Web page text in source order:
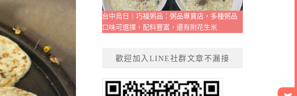
台中烏日｜巧福粥品：粥品專賣店，多種粥品
口味可選擇，配料豐富，還有附花生米
歡迎加入LINE社群文章不漏接